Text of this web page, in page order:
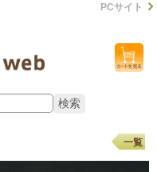
PCサイト
一覧